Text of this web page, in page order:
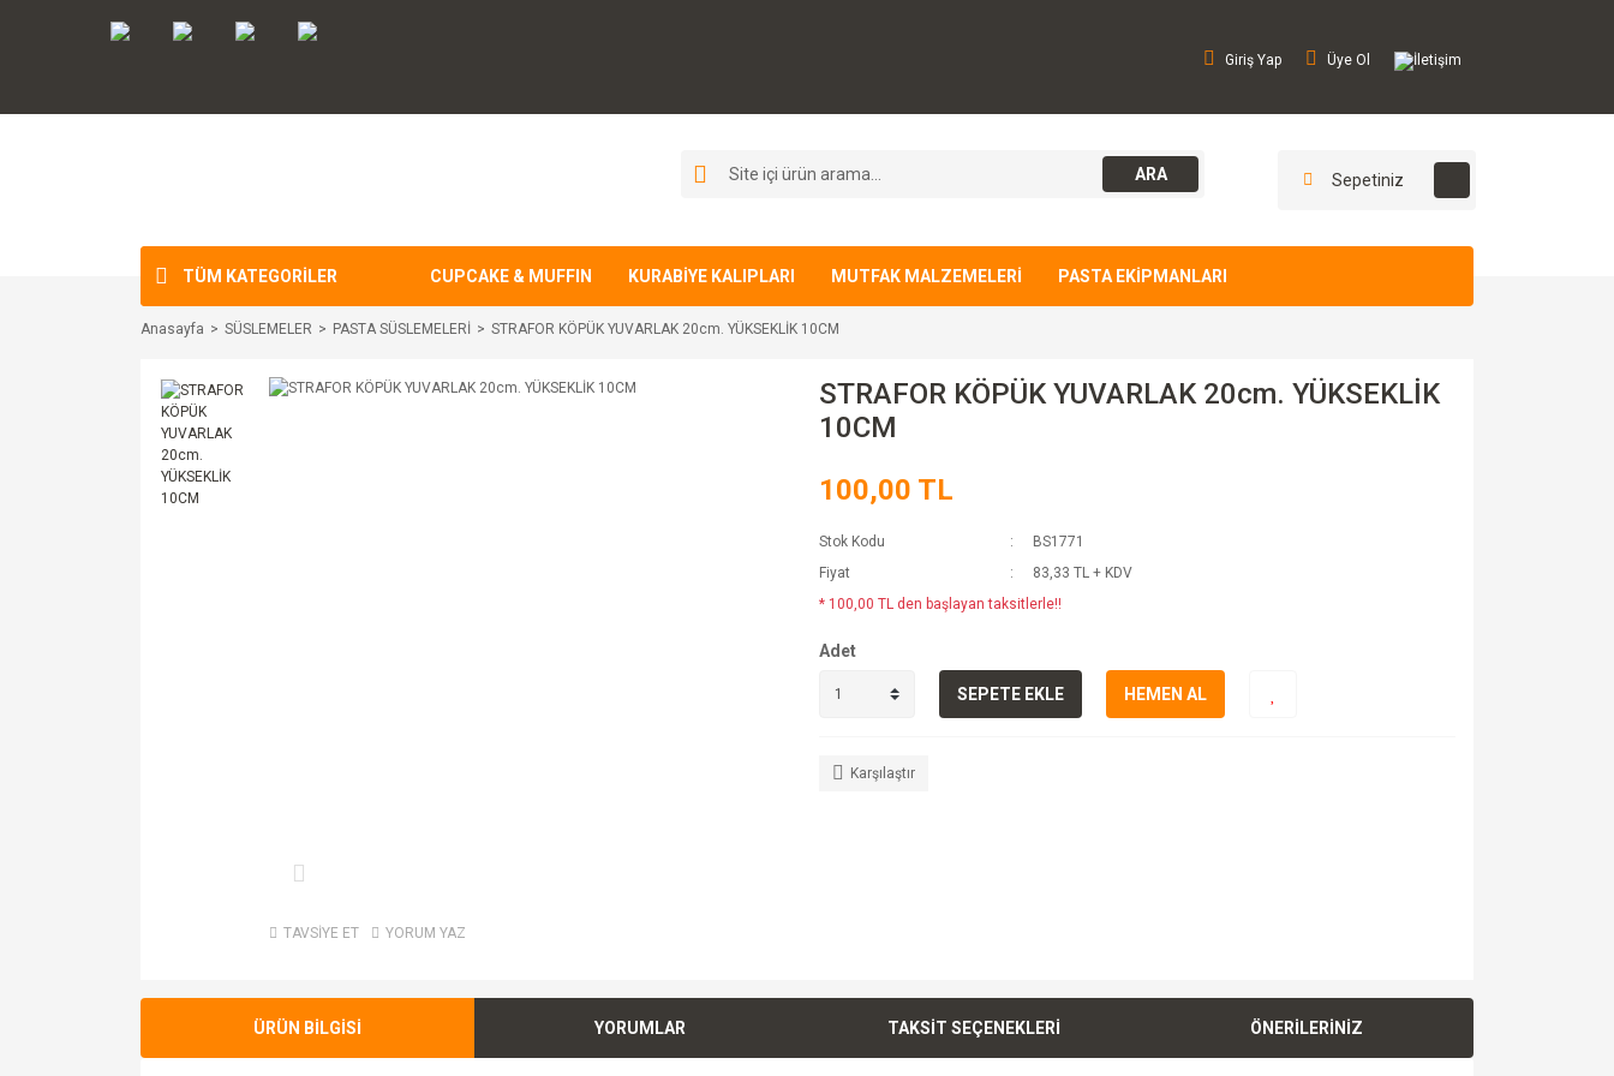
Giriş Yap Üye Ol İletişim
ARA Sepetiniz
TÜM KATEGORİLER CUPCAKE & MUFFIN KURABİYE KALIPLARI MUTFAK MALZEMELERİ PASTA EKİPMANLARI
Anasayfa SÜSLEMELER PASTA SÜSLEMELERİ STRAFOR KÖPÜK YUVARLAK 20cm. YÜKSEKLİK 10CM
TAVSİYE ET YORUM YAZ
STRAFOR KÖPÜK YUVARLAK 20cm. YÜKSEKLİK
10CM
100,00 TL
Stok Kodu
BS1771
Fiyat
83,33 TL + KDV
* 100,00 TL den başlayan taksitlerle!!
Adet
SEPETE EKLE HEMEN AL
Karşılaştır
ÜRÜN BİLGİSİ YORUMLAR TAKSİT SEÇENEKLERİ ÖNERİLERİNİZ